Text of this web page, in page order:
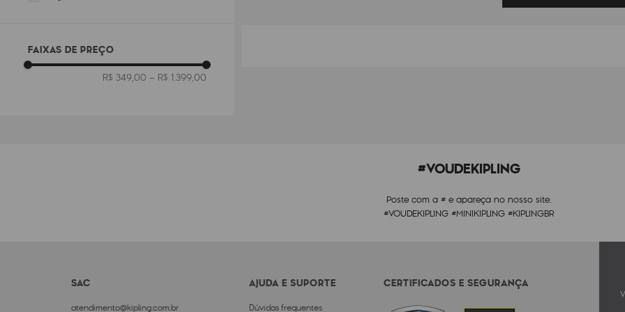
FAIXAS DE PREÇO
R$ 349,00 – R$ 1.399,00
#VOUDEKIPLING
Poste com a # e apareça no nosso site.
#VOUDEKIPLING #MINIKIPLING #KIPLINGBR
SAC
atendimento@kipling.com.br
AJUDA E SUPORTE
Dúvidas frequentes
CERTIFICADOS E SEGURANÇA